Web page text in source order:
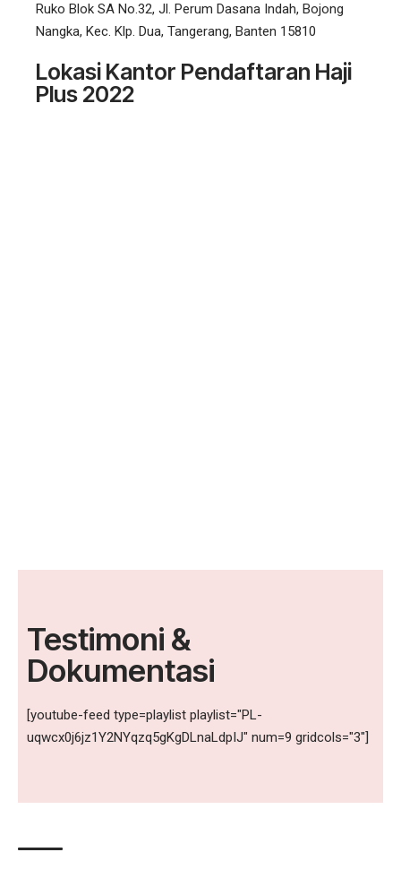
Ruko Blok SA No.32, Jl. Perum Dasana Indah, Bojong
Nangka, Kec. Klp. Dua, Tangerang, Banten 15810
Lokasi Kantor Pendaftaran Haji
Plus 2022
Testimoni &
Dokumentasi
[youtube-feed type=playlist playlist="PL-
uqwcx0j6jz1Y2NYqzq5gKgDLnaLdpIJ" num=9 gridcols="3"]